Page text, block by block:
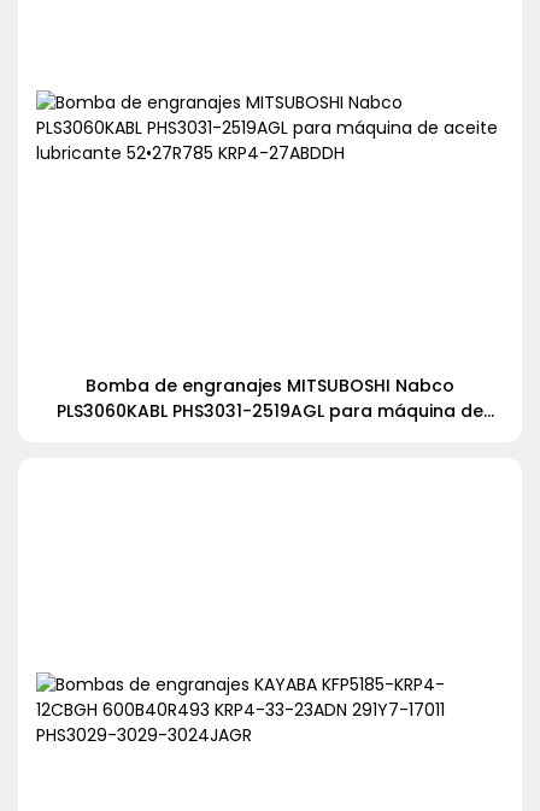
Bomba de engranajes MITSUBOSHI Nabco
PLS3060KABL PHS3031-2519AGL para máquina de